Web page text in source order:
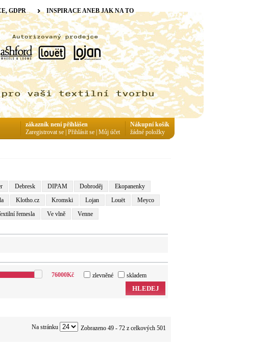
Debresk DIPAM Dobroděj
Ekopanenky
Klotho.cz Kromski Lojan Louët
Meyco
řemesla Ve vlně Venne
76000Kč zlevněné skladem
HLEDEJ
Zobrazeno 49 - 72 z celkových 501
Na stránku
GDPR INSPIRACE ANEB JAK NA TO
Nákupní košík
žádné položky
zákazník není přihlášen
Zaregistrovat se Přihlásit se Můj účet